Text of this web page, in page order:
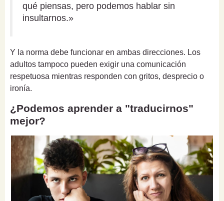
qué piensas, pero podemos hablar sin
insultarnos.»
Y la norma debe funcionar en ambas direcciones. Los
adultos tampoco pueden exigir una comunicación
respetuosa mientras responden con gritos, desprecio o
ironía.
¿Podemos aprender a "traducirnos"
mejor?